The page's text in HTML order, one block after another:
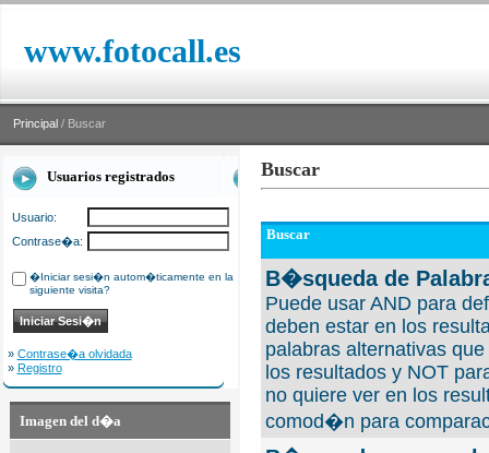
www.fotocall.es
Principal / Buscar
Usuarios registrados
Usuario:
Contrase�a:
�Iniciar sesi�n autom�ticamente en la
siguiente visita?
» Contrase�a olvidada
» Registro
Imagen del d�a
Buscar
Buscar
B�squeda de
Puede usar AND para
deben estar en los
palabras alternativas
los resultados y NOT
no quiere ver en los
comod�n para